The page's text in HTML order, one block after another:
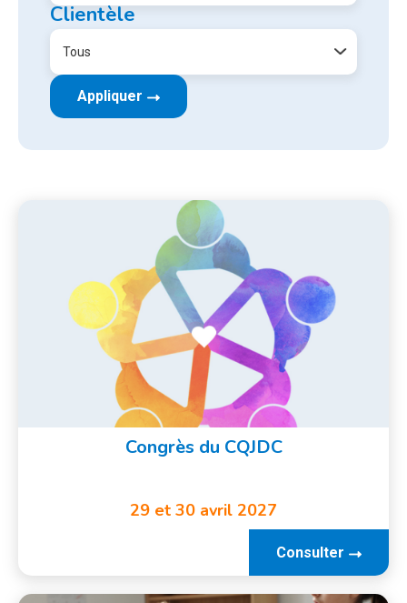
Clientèle
Appliquer
Congrès du CQJDC
29 et 30 avril 2027
Consulter